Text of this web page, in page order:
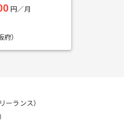
円／月
府）
ーランス）